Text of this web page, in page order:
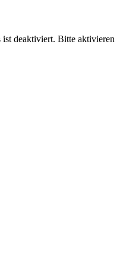
deaktiviert. Bitte aktivieren